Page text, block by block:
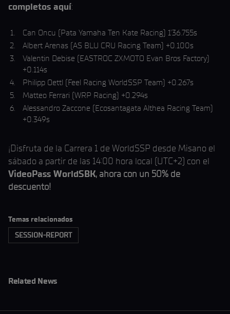
completos aquí:
Can Oncu (Pata Yamaha Ten Kate Racing) 1’36.755s
Albert Arenas (AS BLU CRU Racing Team) +0.100s
Valentin Debise (EASTROC ZXMOTO Evan Bros Factory)
+0.114s
Philipp Oettl (Feel Racing WorldSSP Team) +0.267s
Matteo Ferrari (WRP Racing) +0.294s
Alessandro Zaccone (Ecosantagata Althea Racing Team)
+0.349s
¡Disfruta de la Carrera 1 de WorldSSP desde Misano el
sábado a partir de las 14:00 hora local (UTC+2) con el
VideoPass WorldSBK, ahora con un 50% de
descuento!
Temas relacionados
SESSION-REPORT
Related News